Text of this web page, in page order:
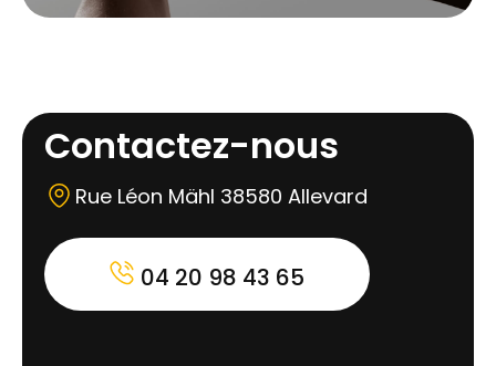
Contactez-nous
Rue Léon Mähl 38580 Allevard
04 20 98 43 65